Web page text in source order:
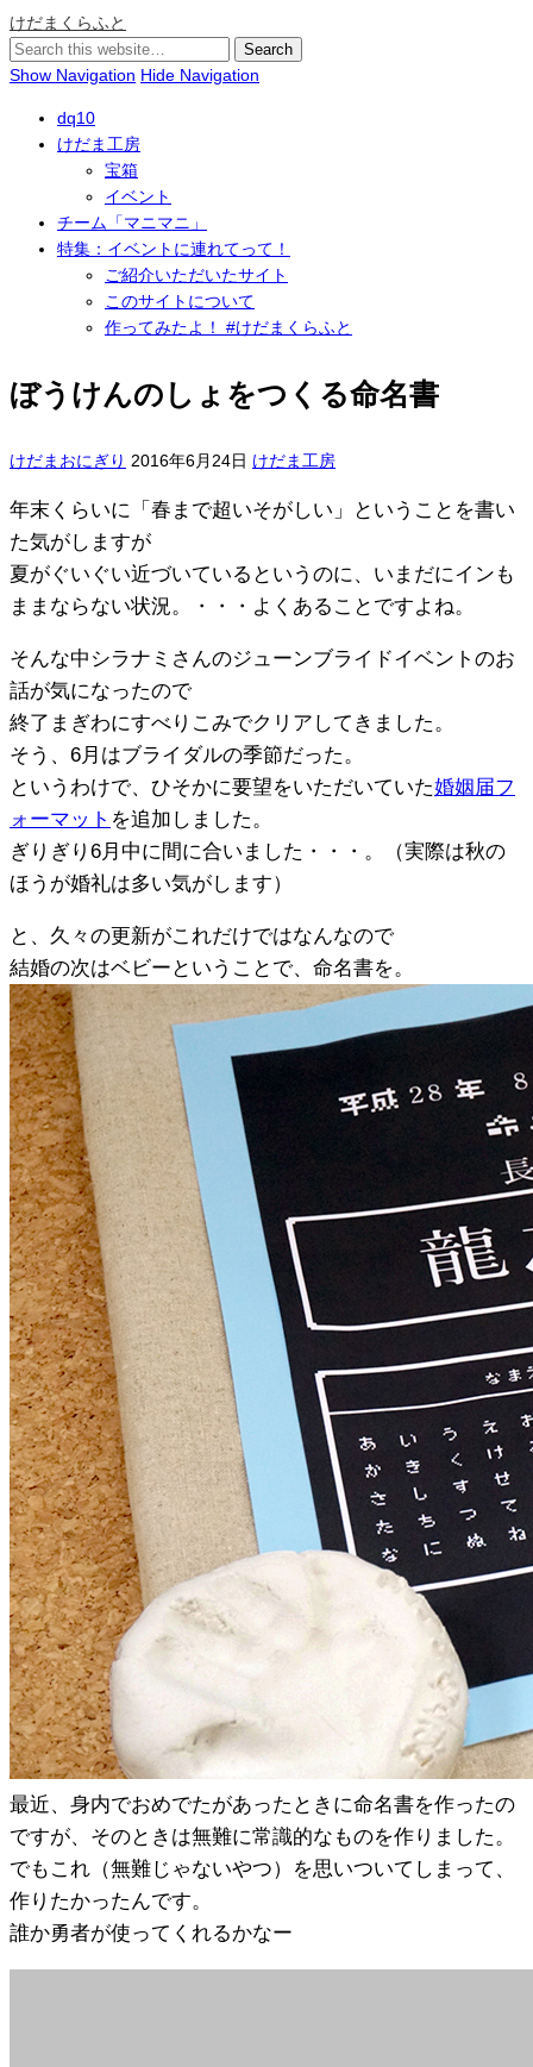
けだまくらふと
Show Navigation Hide Navigation
dq10
けだま工房
宝箱
イベント
チーム「マニマニ」
特集：イベントに連れてって！
ご紹介いただいたサイト
このサイトについて
作ってみたよ！ #けだまくらふと
ぼうけんのしょをつくる命名書
けだまおにぎり 2016年6月24日 けだま工房
年末くらいに「春まで超いそがしい」ということを書い
た気がしますが
夏がぐいぐい近づいているというのに、いまだにインも
ままならない状況。・・・よくあることですよね。
そんな中シラナミさんのジューンブライドイベントのお
話が気になったので
終了まぎわにすべりこみでクリアしてきました。
そう、6月はブライダルの季節だった。
というわけで、ひそかに要望をいただいていた婚姻届フ
ォーマット を追加しました。
ぎりぎり6月中に間に合いました・・・。（実際は秋の
ほうが婚礼は多い気がします）
と、久々の更新がこれだけではなんなので
結婚の次はベビーということで、命名書を。
最近、身内でおめでたがあったときに命名書を作ったの
ですが、そのときは無難に常識的なものを作りました。
でもこれ（無難じゃないやつ）を思いついてしまって、
作りたかったんです。
誰か勇者が使ってくれるかなー